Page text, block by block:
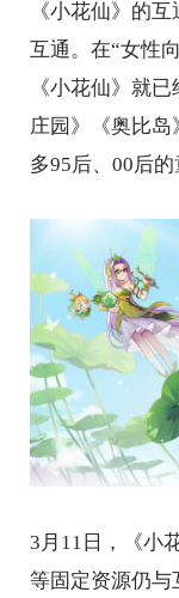
《小花仙》的
互通。在“女性
《小花仙》就
庄园》《奥比
多95后、00后的
3月11日，《小
等固定资源仍与